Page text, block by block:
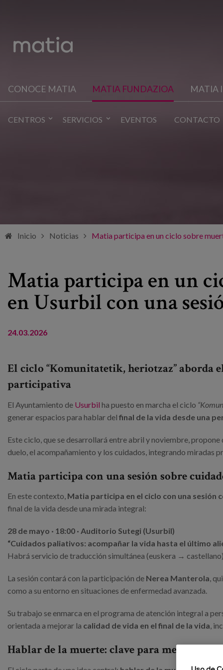
CONOCE MATIA MATIA FUNDAZIOA MATIA
CENTROS SERVICIOS EVENTOS CONTACTO
Inicio Noticias Matia participa en un ciclo sobre
Matia participa en un
en Usurbil con una
24.03.2026
El ciclo “Komunitatetik, heriotzaz” aborda
participativa
El Ayuntamiento de Usurbil ha puesto en marcha el ciclo
generar espacios para hablar del final de la vida desde una
Este ciclo, que se desarrollará entre abril y noviembre,
duelo, el acompañamiento y los cuidados, integrando miradas
Matia participa con una sesión sobre
En este contexto, Matia participa en el ciclo con una sesión
final de la vida desde una mirada integral:
28 de mayo · 18:00 · Auditorio Sutegi (Usurbil)
“Cuidados paliativos: acompañar la vida hasta el último
Habrá servicio de traducción simultánea (euskera → castellano)
La sesión contará con la participación de Nerea Manterola,
como a su entorno en situaciones de enfermedad avanzada.
Su trabajo se enmarca en el programa de atención integral a
orientada a mejorar la calidad de vida en el final de la vida,
Hablar de la muerte: clave para mejorar el